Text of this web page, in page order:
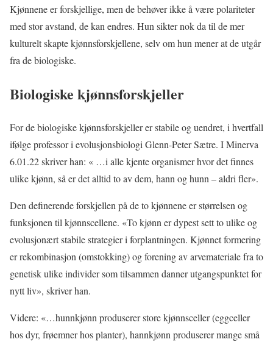
Kjønnene er forskjellige, men de behøver ikke å være polariteter
med stor avstand, de kan endres. Hun sikter nok da til de mer
kulturelt skapte kjønnsforskjellene, selv om hun mener at de utgår
fra de biologiske.
Biologiske kjønnsforskjeller
For de biologiske kjønnsforskjeller er stabile og uendret, i hvertfall
ifølge professor i evolusjonsbiologi Glenn-Peter Sætre. I Minerva
6.01.22 skriver han: « …i alle kjente organismer hvor det finnes
ulike kjønn, så er det alltid to av dem, hann og hunn – aldri fler».
Den definerende forskjellen på de to kjønnene er størrelsen og
funksjonen til kjønnscellene. «To kjønn er dypest sett to ulike og
evolusjonært stabile strategier i forplantningen. Kjønnet formering
er rekombinasjon (omstokking) og forening av arvemateriale fra to
genetisk ulike individer som tilsammen danner utgangspunktet for
nytt liv», skriver han.
Videre: «…hunnkjønn produserer store kjønnsceller (eggceller
hos dyr, frøemner hos planter), hannkjønn produserer mange små